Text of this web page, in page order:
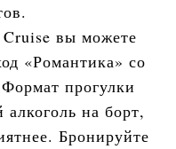
вы можете
«Романтика» со
прогулки
алкоголь на борт,
Бронируйте